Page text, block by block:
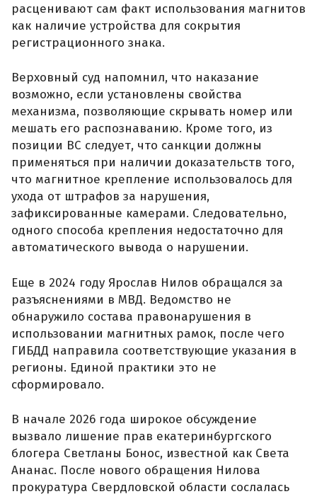
расценивают сам факт использования магнитов
как наличие устройства для сокрытия
регистрационного знака.
Верховный суд напомнил, что наказание
возможно, если установлены свойства
механизма, позволяющие скрывать номер или
мешать его распознаванию. Кроме того, из
позиции ВС следует, что санкции должны
применяться при наличии доказательств того,
что магнитное крепление использовалось для
ухода от штрафов за нарушения,
зафиксированные камерами. Следовательно,
одного способа крепления недостаточно для
автоматического вывода о нарушении.
Еще в 2024 году Ярослав Нилов обращался за
разъяснениями в МВД. Ведомство не
обнаружило состава правонарушения в
использовании магнитных рамок, после чего
ГИБДД направила соответствующие указания в
регионы. Единой практики это не
сформировало.
В начале 2026 года широкое обсуждение
вызвало лишение прав екатеринбургского
блогера Светланы Бонос, известной как Света
Ананас. После нового обращения Нилова
прокуратура Свердловской области сослалась